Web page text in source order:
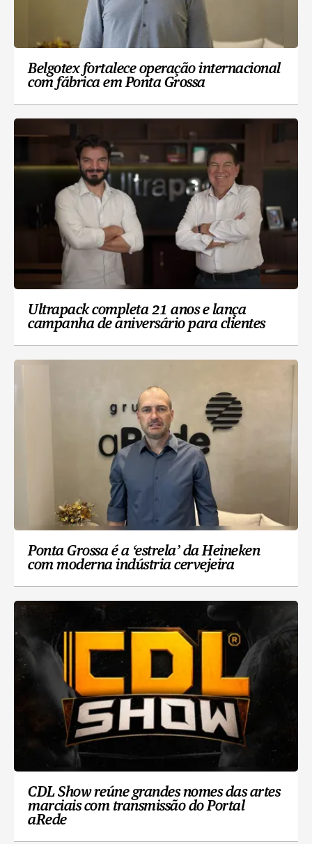
Belgotex fortalece operação internacional
com fábrica em Ponta Grossa
Ultrapack completa 21 anos e lança
campanha de aniversário para clientes
Ponta Grossa é a ‘estrela’ da Heineken
com moderna indústria cervejeira
CDL Show reúne grandes nomes das artes
marciais com transmissão do Portal
aRede